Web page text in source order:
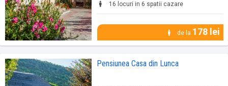
16 locuri in 6 spatii cazare
de la 178 lei
Pensiunea Casa din Lunca